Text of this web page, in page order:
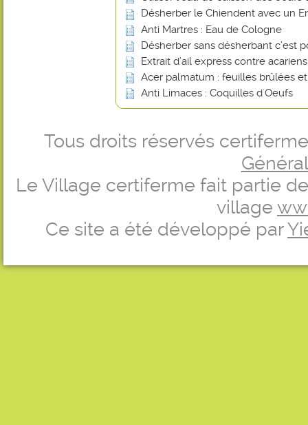
Désherber le Chiendent avec un
Anti Martres : Eau de Cologne
Désherber sans désherbant c’est
Extrait d’ail express contre
Acer palmatum : feuilles brûlées
Anti Limaces : Coquilles d'Oeufs
Tous droits réservés
Le Village certiferme fait partie
village
Ce site a été développé par